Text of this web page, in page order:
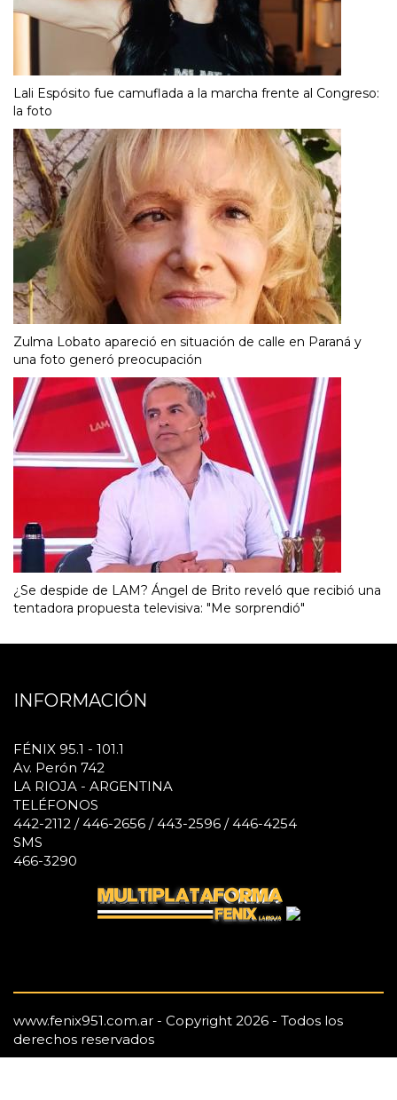
Lali Espósito fue camuflada a la marcha frente al Congreso:
la foto
Zulma Lobato apareció en situación de calle en Paraná y
una foto generó preocupación
¿Se despide de LAM? Ángel de Brito reveló que recibió una
tentadora propuesta televisiva: "Me sorprendió"
INFORMACIÓN
FÉNIX 95.1 - 101.1
Av. Perón 742
LA RIOJA - ARGENTINA
TELÉFONOS
442-2112 / 446-2656 / 443-2596 / 446-4254
SMS
466-3290
www.fenix951.com.ar - Copyright 2026 - Todos los
derechos reservados